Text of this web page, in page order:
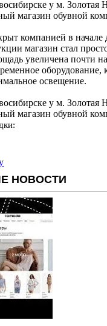
у м. Золотая
магазин обувной
компанией в начале
магазин стал
увеличена почти
освещение.
у м. Золотая
магазин обувной
НОВОСТИ